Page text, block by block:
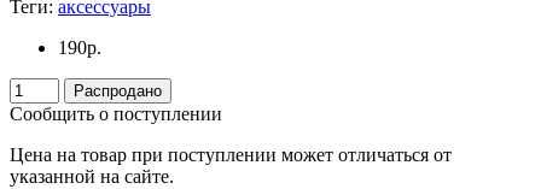
Теги: аксессуары
190р.
Распродано
Сообщить о поступлении
Цена на товар при поступлении может отличаться от
указанной на сайте.